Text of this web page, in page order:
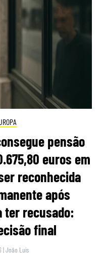
pensão
euros em
reconhecida
após
ter recusado:
final
|João Luís